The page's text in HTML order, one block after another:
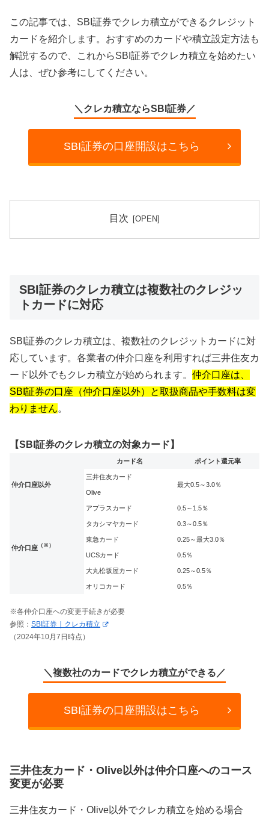
この記事では、SBI証券でクレカ積立ができるクレジット
カードを紹介します。おすすめのカードや積立設定方法も
解説するので、これからSBI証券でクレカ積立を始めたい
人は、ぜひ参考にしてください。
＼クレカ積立ならSBI証券／
SBI証券の口座開設はこちら
目次
SBI証券のクレカ積立は複数社のクレジッ
トカードに対応
SBI証券のクレカ積立は、複数社のクレジットカードに対
応しています。各業者の仲介口座を利用すれば三井住友カ
ード以外でもクレカ積立が始められます。 仲介口座は、
SBI証券の口座（仲介口座以外）と取扱商品や手数料は変
わりません。
【SBI証券のクレカ積立の対象カード】
カード名 ポイント還元率
仲介口座以外
三井住友カード
最大0.5～3.0％
Olive
仲介口座 （※）
アプラスカード 0.5～1.5％
タカシマヤカード 0.3～0.5％
東急カード 0.25～最大3.0％
UCSカード 0.5％
大丸松坂屋カード 0.25～0.5％
オリコカード 0.5％
※各仲介口座への変更手続きが必要
参照： SBI証券｜クレカ積立
（2024年10月7日時点）
＼複数社のカードでクレカ積立ができる／
SBI証券の口座開設はこちら
三井住友カード・Olive以外は仲介口座へのコース
変更が必要
三井住友カード・Olive以外でクレカ積立を始める場合